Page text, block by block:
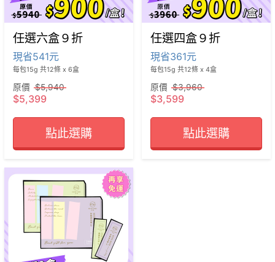
任選六盒９折
現省541元
每包15g 共12條 x 6盒
原價 $5,940
$5,399
點此選購
任選四盒９折
現省361元
每包15g 共12條 x 4盒
原價 $3,960
$3,599
點此選購